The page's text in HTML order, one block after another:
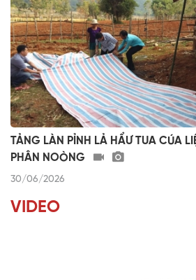
TẢNG LÀN PỈNH LẢ HẨƯ TUA CÚA
PHÂN NOÒNG
30/06/2026
VIDEO